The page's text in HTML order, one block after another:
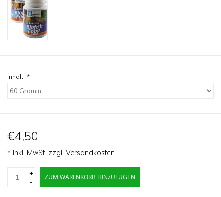
Service - Dienstleistungen
Inhalt: *
€4,50
* Inkl. MwSt. zzgl. Versandkosten
+
-
ZUM WARENKORB HINZUFÜGEN